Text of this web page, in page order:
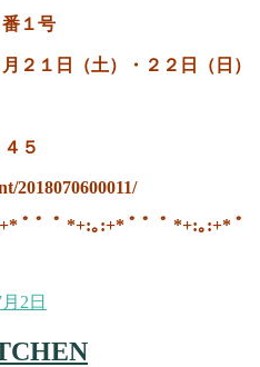
１号
２１日（土）・２２日（日）
５
2018070600011/
ﾟ ゜ﾟ *+:｡:+* ﾟ ゜ﾟ *+:｡:+* ﾟ
2日